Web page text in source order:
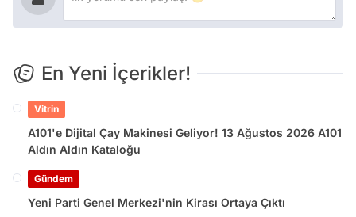
En Yeni İçerikler!
Vitrin
A101'e Dijital Çay Makinesi Geliyor! 13 Ağustos 2026 A101
Aldın Aldın Kataloğu
Gündem
Yeni Parti Genel Merkezi'nin Kirası Ortaya Çıktı